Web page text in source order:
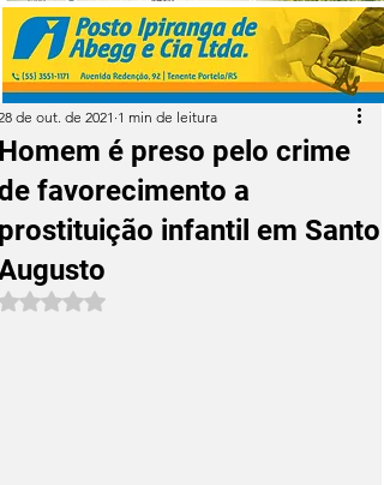
é preso pelo crime
favorecimento a
infantil em Santo
de out. de 2021 1 min de leitura
Avaliado com NaN de 5 estrelas.